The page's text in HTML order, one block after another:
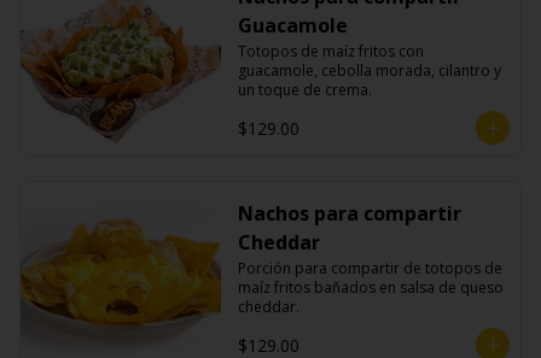
Guacamole
Totopos de maíz fritos con
guacamole, cebolla morada, cilantro y
un toque de crema.
$129.00
Nachos para compartir
Cheddar
Porción para compartir de totopos de
maíz fritos bañados en salsa de queso
cheddar.
$129.00